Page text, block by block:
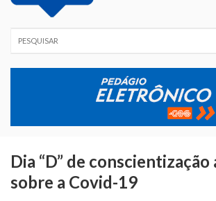
Dia “D” de
sobre a Covid-19